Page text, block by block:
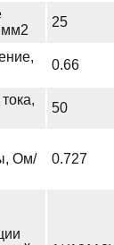
мм2
25
0.66
50
Ом/
0.727